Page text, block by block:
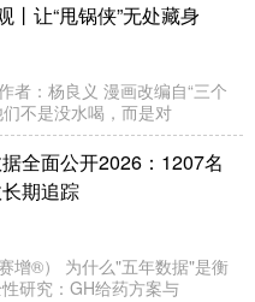
丨让“甩锅侠”无处藏身
者：杨良义 漫画改编自“三个
不是没水喝，而是对
全面公开2026：1207名
期追踪
增®） 为什么"五年数据"是衡
研究：GH给药方案与